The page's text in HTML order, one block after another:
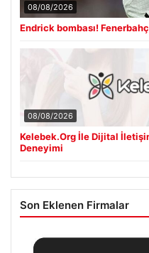
08/08/2026
Endrick bombası!
08/08/2026
Kelebek.Org İle Dijital
Deneyimi
Son Eklenen Firmalar